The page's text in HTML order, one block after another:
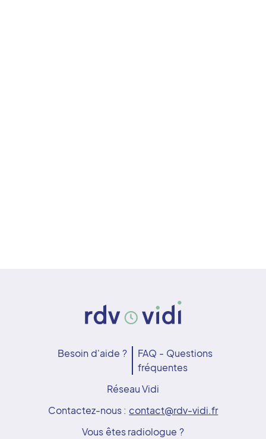
Besoin d'aide ?
FAQ - Questions
fréquentes
Réseau Vidi
Contactez-nous : contact@rdv-vidi.fr
Vous êtes radiologue ?